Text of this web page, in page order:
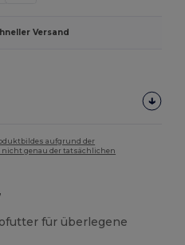
Versand
aufgrund der
genau der tatsächlichen
für überlegene